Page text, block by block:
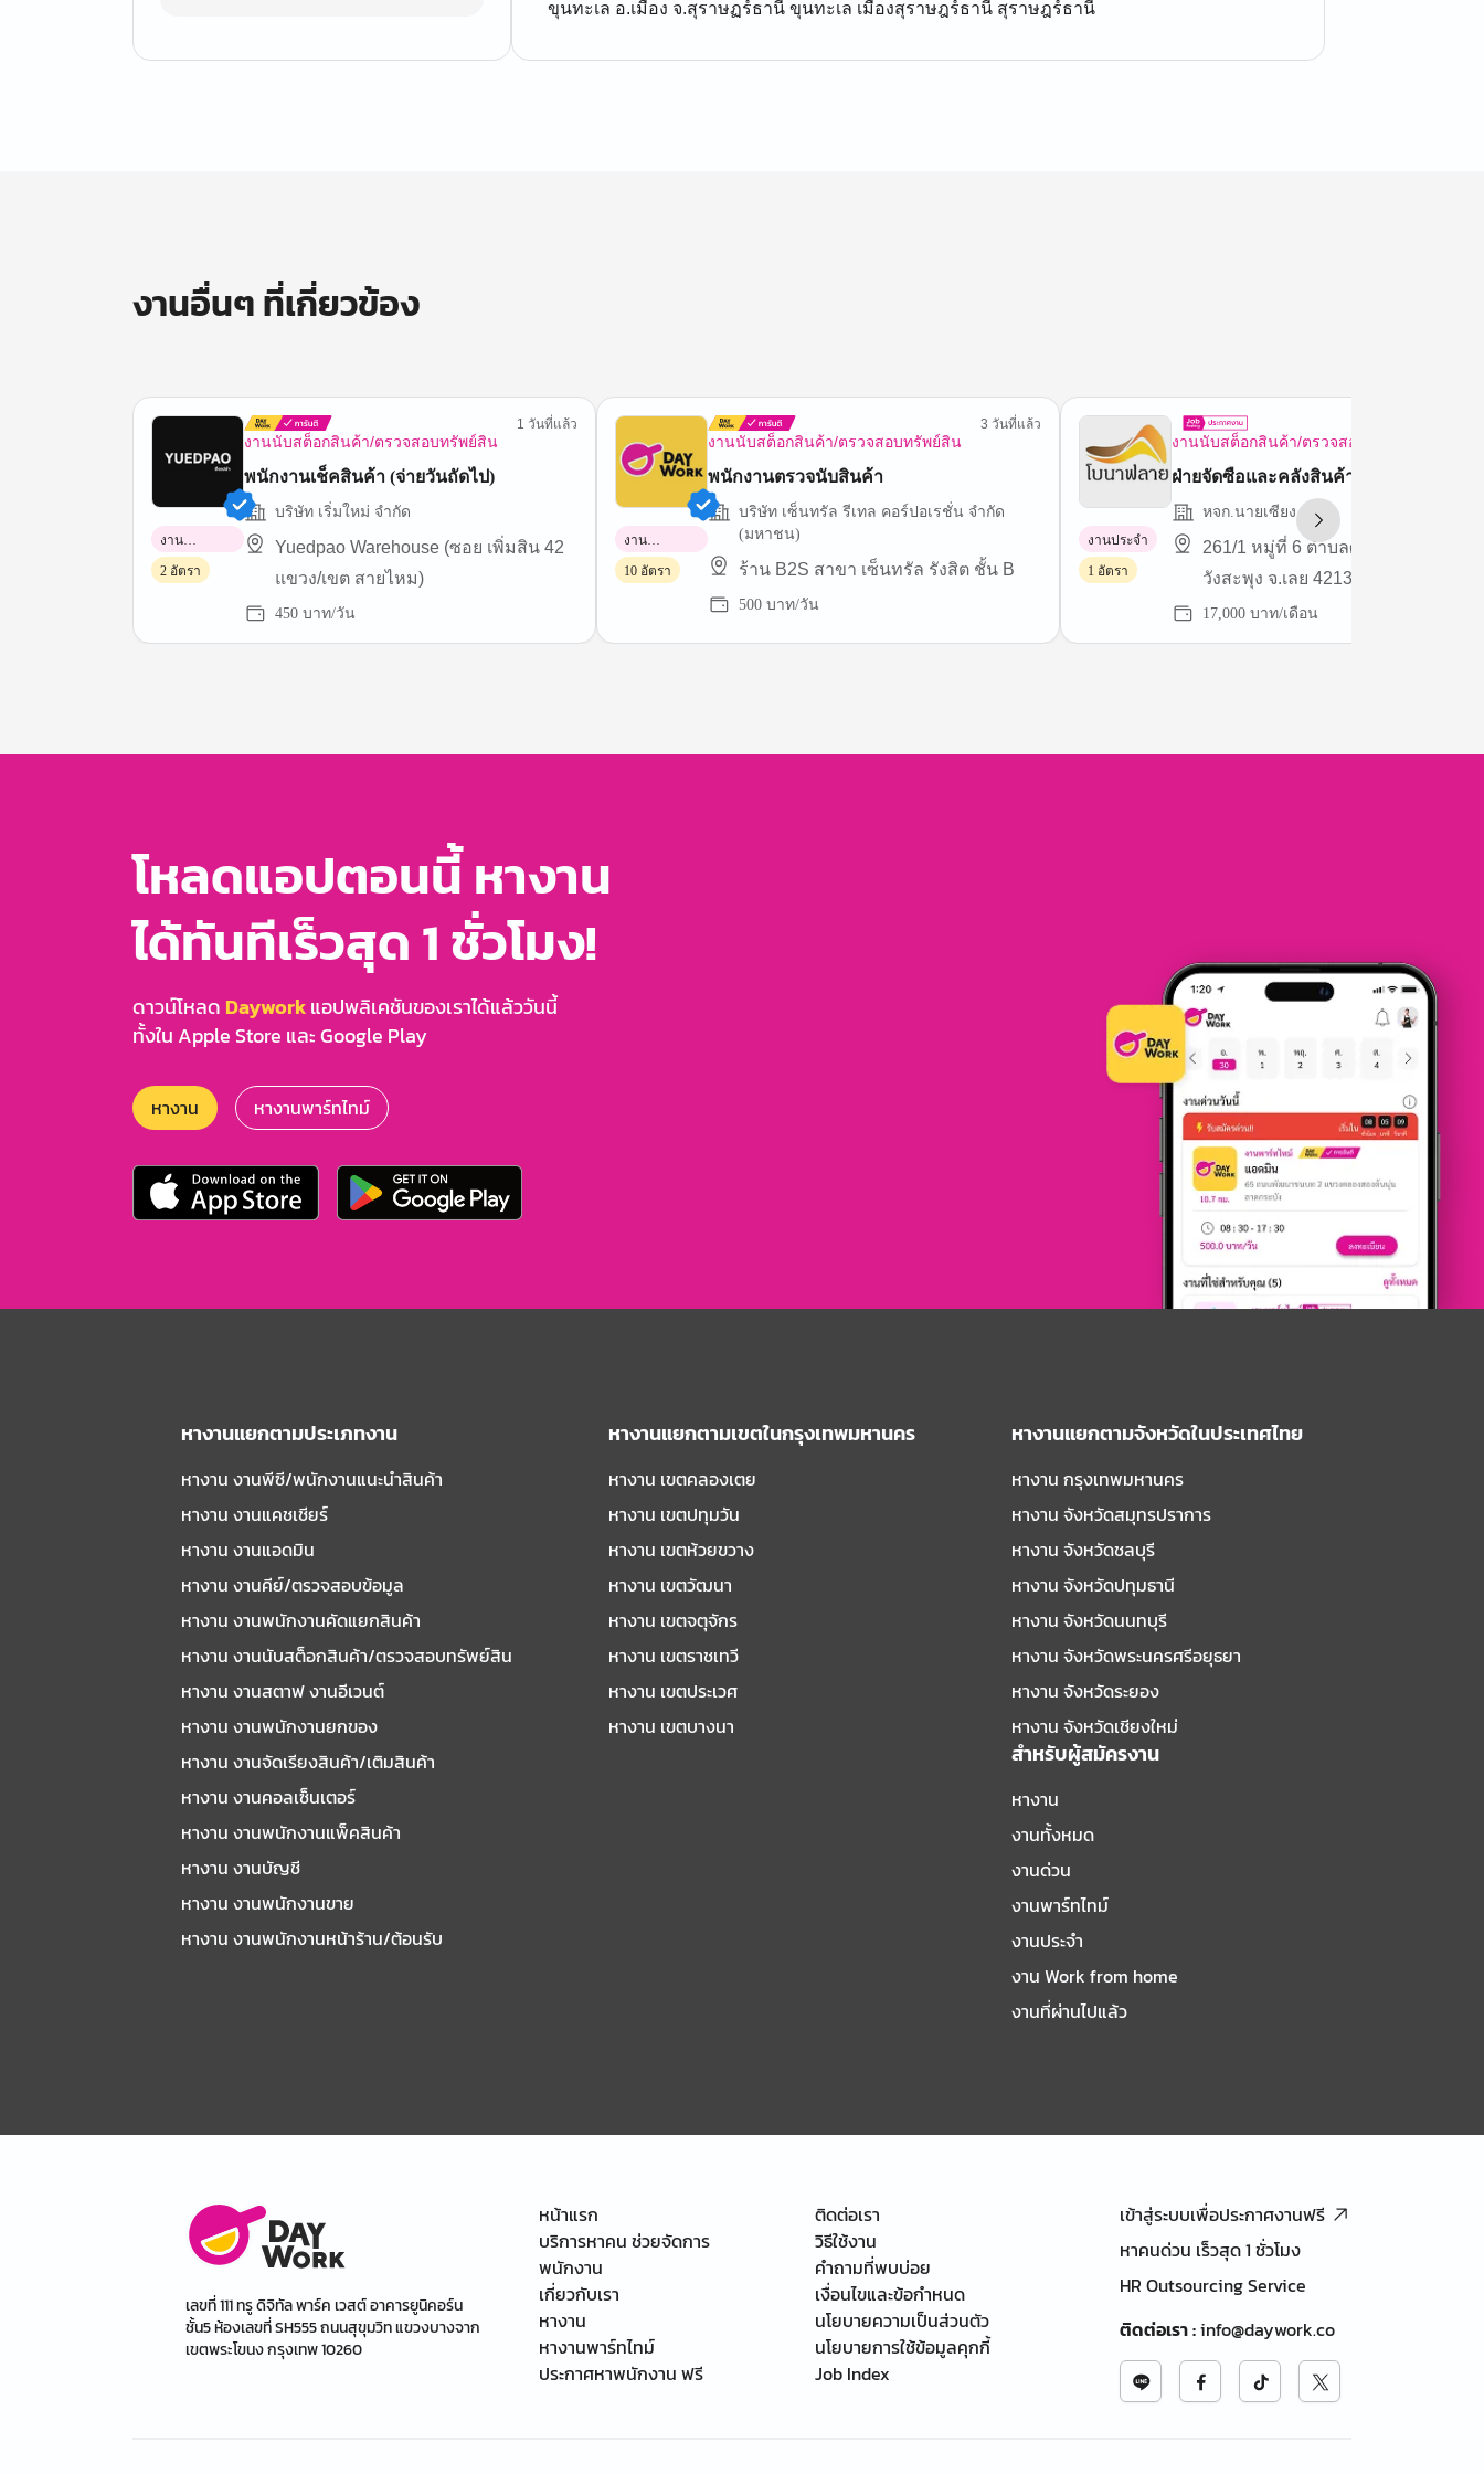
ขุนทะเล อ.เมือง จ.สุราษฏร์ธานี ขุนทะเล เมืองสุราษฎร์ธานี สุราษฎร์ธานี
งานอื่นๆ ที่เกี่ยวข้อง
งานนับสต็อกสินค้า/ตรวจสอบทรัพย์สิน
1 วันที่แล้ว
พนักงานเช็คสินค้า (จ่ายวันถัดไป)
บริษัท เริ่มใหม่ จำกัด
Yuedpao Warehouse (ซอย เพิ่มสิน 42
แขวง/เขต สายไหม)
450 บาท/วัน
งาน
พาร์ทไทม์
2 อัตรา
งานนับสต็อกสินค้า/ตรวจสอบทรัพย์สิน
3 วันที่แล้ว
พนักงานตรวจนับสินค้า
บริษัท เซ็นทรัล รีเทล คอร์ปอเรชั่น จำกัด
(มหาชน)
ร้าน B2S สาขา เซ็นทรัล รังสิต ชั้น B
500 บาท/วัน
งาน
พาร์ทไทม์
10 อัตรา
งานนับสต็อกสินค้า/ตรวจสอบทรัพย์สิน
ฝ่ายจัดซือและคลังสินค้า
หจก.นายเซียง
261/1 หมู่ที่ 6 ตำบลศรีสงคราม อำเภ
วังสะพุง จ.เลย 42130
17,000 บาท/เดือน
งานประจำ
1 อัตรา
โหลดแอปตอนนี้ หางาน
ได้ทันทีเร็วสุด 1 ชั่วโมง!
ดาวน์โหลด Dayworkแอปพลิเคชันของเราได้แล้ววันนี้
ทั้งใน Apple Store และ Google Play
หางาน หางานพาร์ทไทม์
หางานแยกตามประเภทงาน
หางาน งานพีซี/พนักงานแนะนําสินค้า
หางาน งานแคชเชียร์
หางาน งานแอดมิน
หางาน งานคีย์/ตรวจสอบข้อมูล
หางาน งานพนักงานคัดแยกสินค้า
หางาน งานนับสต็อกสินค้า/ตรวจสอบทรัพย์สิน
หางาน งานสตาฟ งานอีเวนต์
หางาน งานพนักงานยกของ
หางาน งานจัดเรียงสินค้า/เติมสินค้า
หางาน งานคอลเซ็นเตอร์
หางาน งานพนักงานแพ็คสินค้า
หางาน งานบัญชี
หางาน งานพนักงานขาย
หางาน งานพนักงานหน้าร้าน/ต้อนรับ
หางานแยกตามเขตในกรุงเทพมหานคร
หางาน เขตคลองเตย
หางาน เขตปทุมวัน
หางาน เขตห้วยขวาง
หางาน เขตวัฒนา
หางาน เขตจตุจักร
หางาน เขตราชเทวี
หางาน เขตประเวศ
หางาน เขตบางนา
หางานแยกตามจังหวัดในประเทศไทย
หางาน กรุงเทพมหานคร
หางาน จังหวัดสมุทรปราการ
หางาน จังหวัดชลบุรี
หางาน จังหวัดปทุมธานี
หางาน จังหวัดนนทบุรี
หางาน จังหวัดพระนครศรีอยุธยา
หางาน จังหวัดระยอง
หางาน จังหวัดเชียงใหม่
สำหรับผู้สมัครงาน
หางาน
งานทั้งหมด
งานด่วน
งานพาร์ทไทม์
งานประจำ
งาน Work from home
งานที่ผ่านไปแล้ว
เลขที่ 111 ทรู ดิจิทัล พาร์ค เวสต์ อาคารยูนิคอร์น
ชั้น5 ห้องเลขที่ SH555 ถนนสุขุมวิท แขวงบางจาก
เขตพระโขนง กรุงเทพ 10260
หน้าแรก
บริการหาคน ช่วยจัดการ
พนักงาน
เกี่ยวกับเรา
หางาน
หางานพาร์ทไทม์
ประกาศหาพนักงาน ฟรี
ติดต่อเรา
วิธีใช้งาน
คำถามที่พบบ่อย
เงื่อนไขและข้อกำหนด
นโยบายความเป็นส่วนตัว
นโยบายการใช้ข้อมูลคุกกี้
Job Index
เข้าสู่ระบบเพื่อประกาศงานฟรี
หาคนด่วน เร็วสุด 1 ชั่วโมง
HR Outsourcing Service
ติดต่อเรา:info@daywork.co